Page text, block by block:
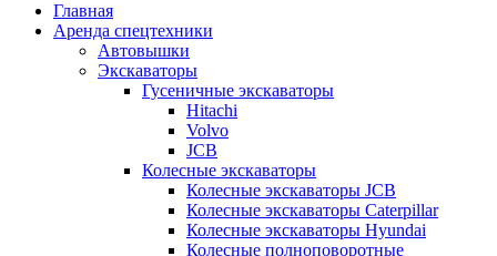
Главная
Аренда спецтехники
Автовышки
Экскаваторы
Гусеничные экскаваторы
Hitachi
Volvo
JCB
Колесные экскаваторы
Колесные экскаваторы JCB
Колесные экскаваторы Caterpillar
Колесные экскаваторы Hyundai
Колесные полноповоротные